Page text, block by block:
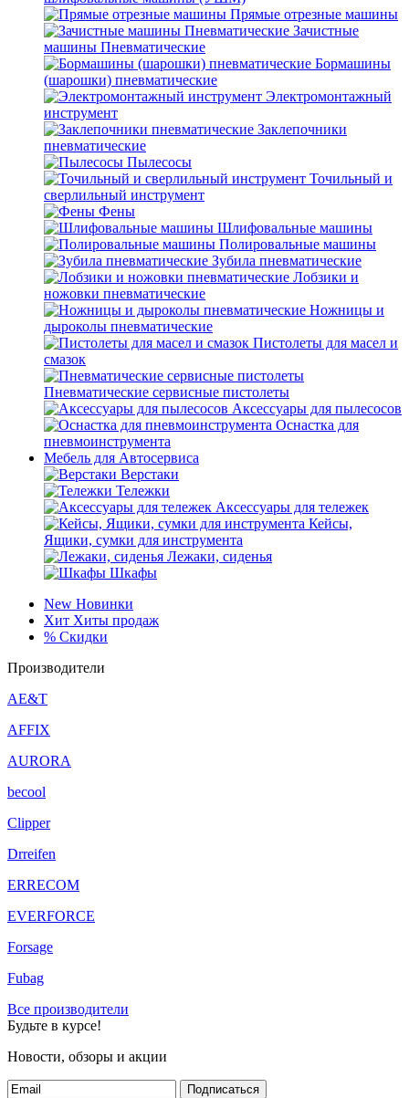
Прямые отрезные машины
Зачистные
машины Пневматические
Бормашины
(шарошки) пневматические
Электромонтажный
инструмент
Заклепочники
пневматические
Пылесосы
Точильный и
сверлильный инструмент
Фены
Шлифовальные машины
Полировальные машины
Зубила пневматические
Лобзики и
ножовки пневматические
Ножницы и
дыроколы пневматические
Пистолеты для масел и
смазок
Пневматические сервисные пистолеты
Аксессуары для пылесосов
Оснастка для
пневмоинструмента
Мебель для Автосервиса
Верстаки
Тележки
Аксессуары для тележек
Кейсы,
Ящики, сумки для инструмента
Лежаки, сиденья
Шкафы
New Новинки
Хит Хиты продаж
% Скидки
Производители
AE&T
AFFIX
AURORA
becool
Clipper
Drreifen
ERRECOM
EVERFORCE
Forsage
Fubag
Все производители
Будьте в курсе!
Новости, обзоры и акции
Подписаться